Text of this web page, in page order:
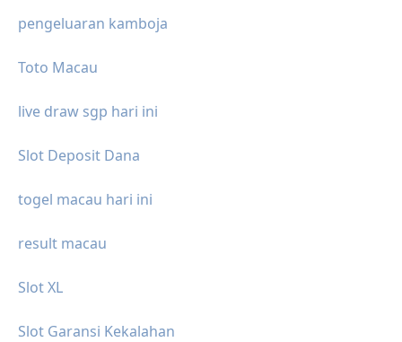
pengeluaran kamboja
Toto Macau
live draw sgp hari ini
Slot Deposit Dana
togel macau hari ini
result macau
Slot XL
Slot Garansi Kekalahan